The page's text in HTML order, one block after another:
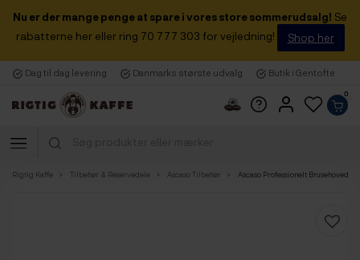
Nu er der mange penge at spare i vores store sommerudsalg! Se
rabatterne her eller ring 70 777 303 for vejledning!
Shop her
Dag til dag levering Danmarks største udvalg Butik i Gentofte
0
Rigtig Kaffe Tilbehør & Reservedele Ascaso Tilbehør Ascaso Professionelt Brusehoved